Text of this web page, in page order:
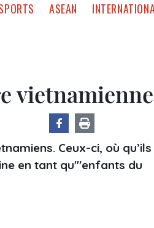
ASEAN
vietnamienne
Ceux-ci, où qu’ils
en tant qu'"enfants du